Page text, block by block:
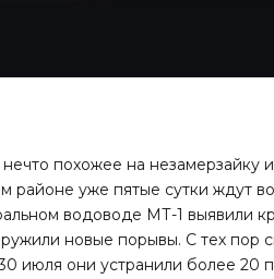
похожее на незамерзайку
районе уже пятые сутки ждут
водоводе МТ-1 выявили
новые порывы. С тех пор
июля они устранили более 20